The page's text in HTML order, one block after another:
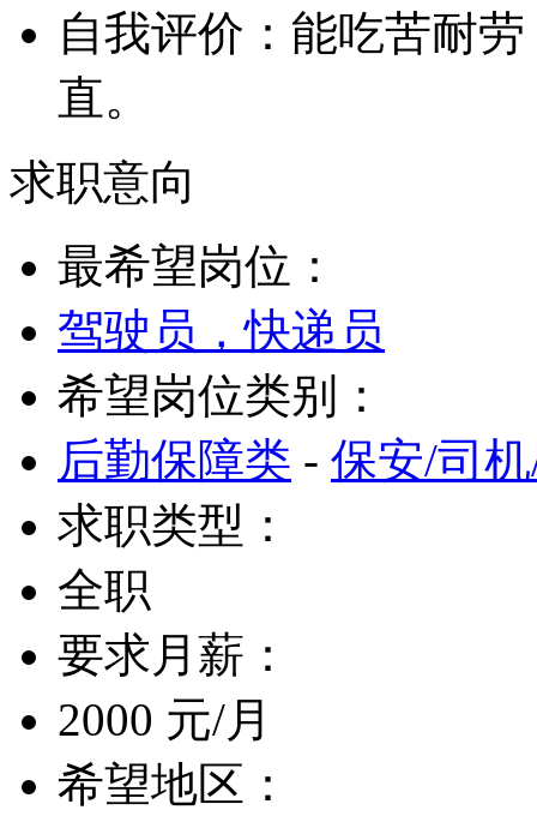
自我评价： 能吃苦耐
直。
求职意向
最希望岗位：
驾驶员，快递员
希望岗位类别：
后勤保障类 - 保安/司
求职类型：
全职
要求月薪：
2000 元/月
希望地区：